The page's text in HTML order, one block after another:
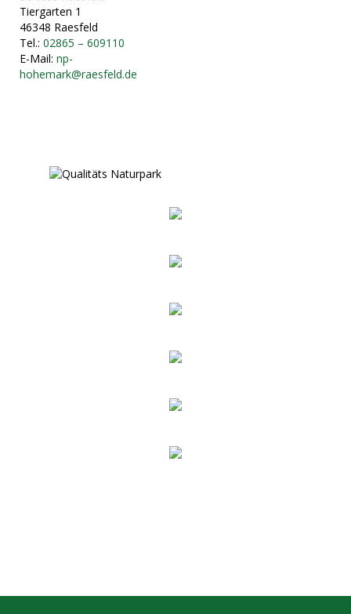
Tiergarten 1
46348 Raesfeld
Tel.: 02865 – 609110
E-Mail: np-
hohemark@raesfeld.de